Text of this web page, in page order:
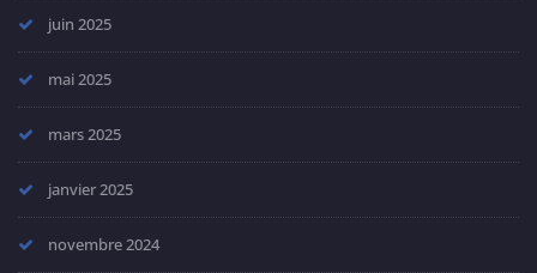
juin 2025
mai 2025
mars 2025
janvier 2025
novembre 2024